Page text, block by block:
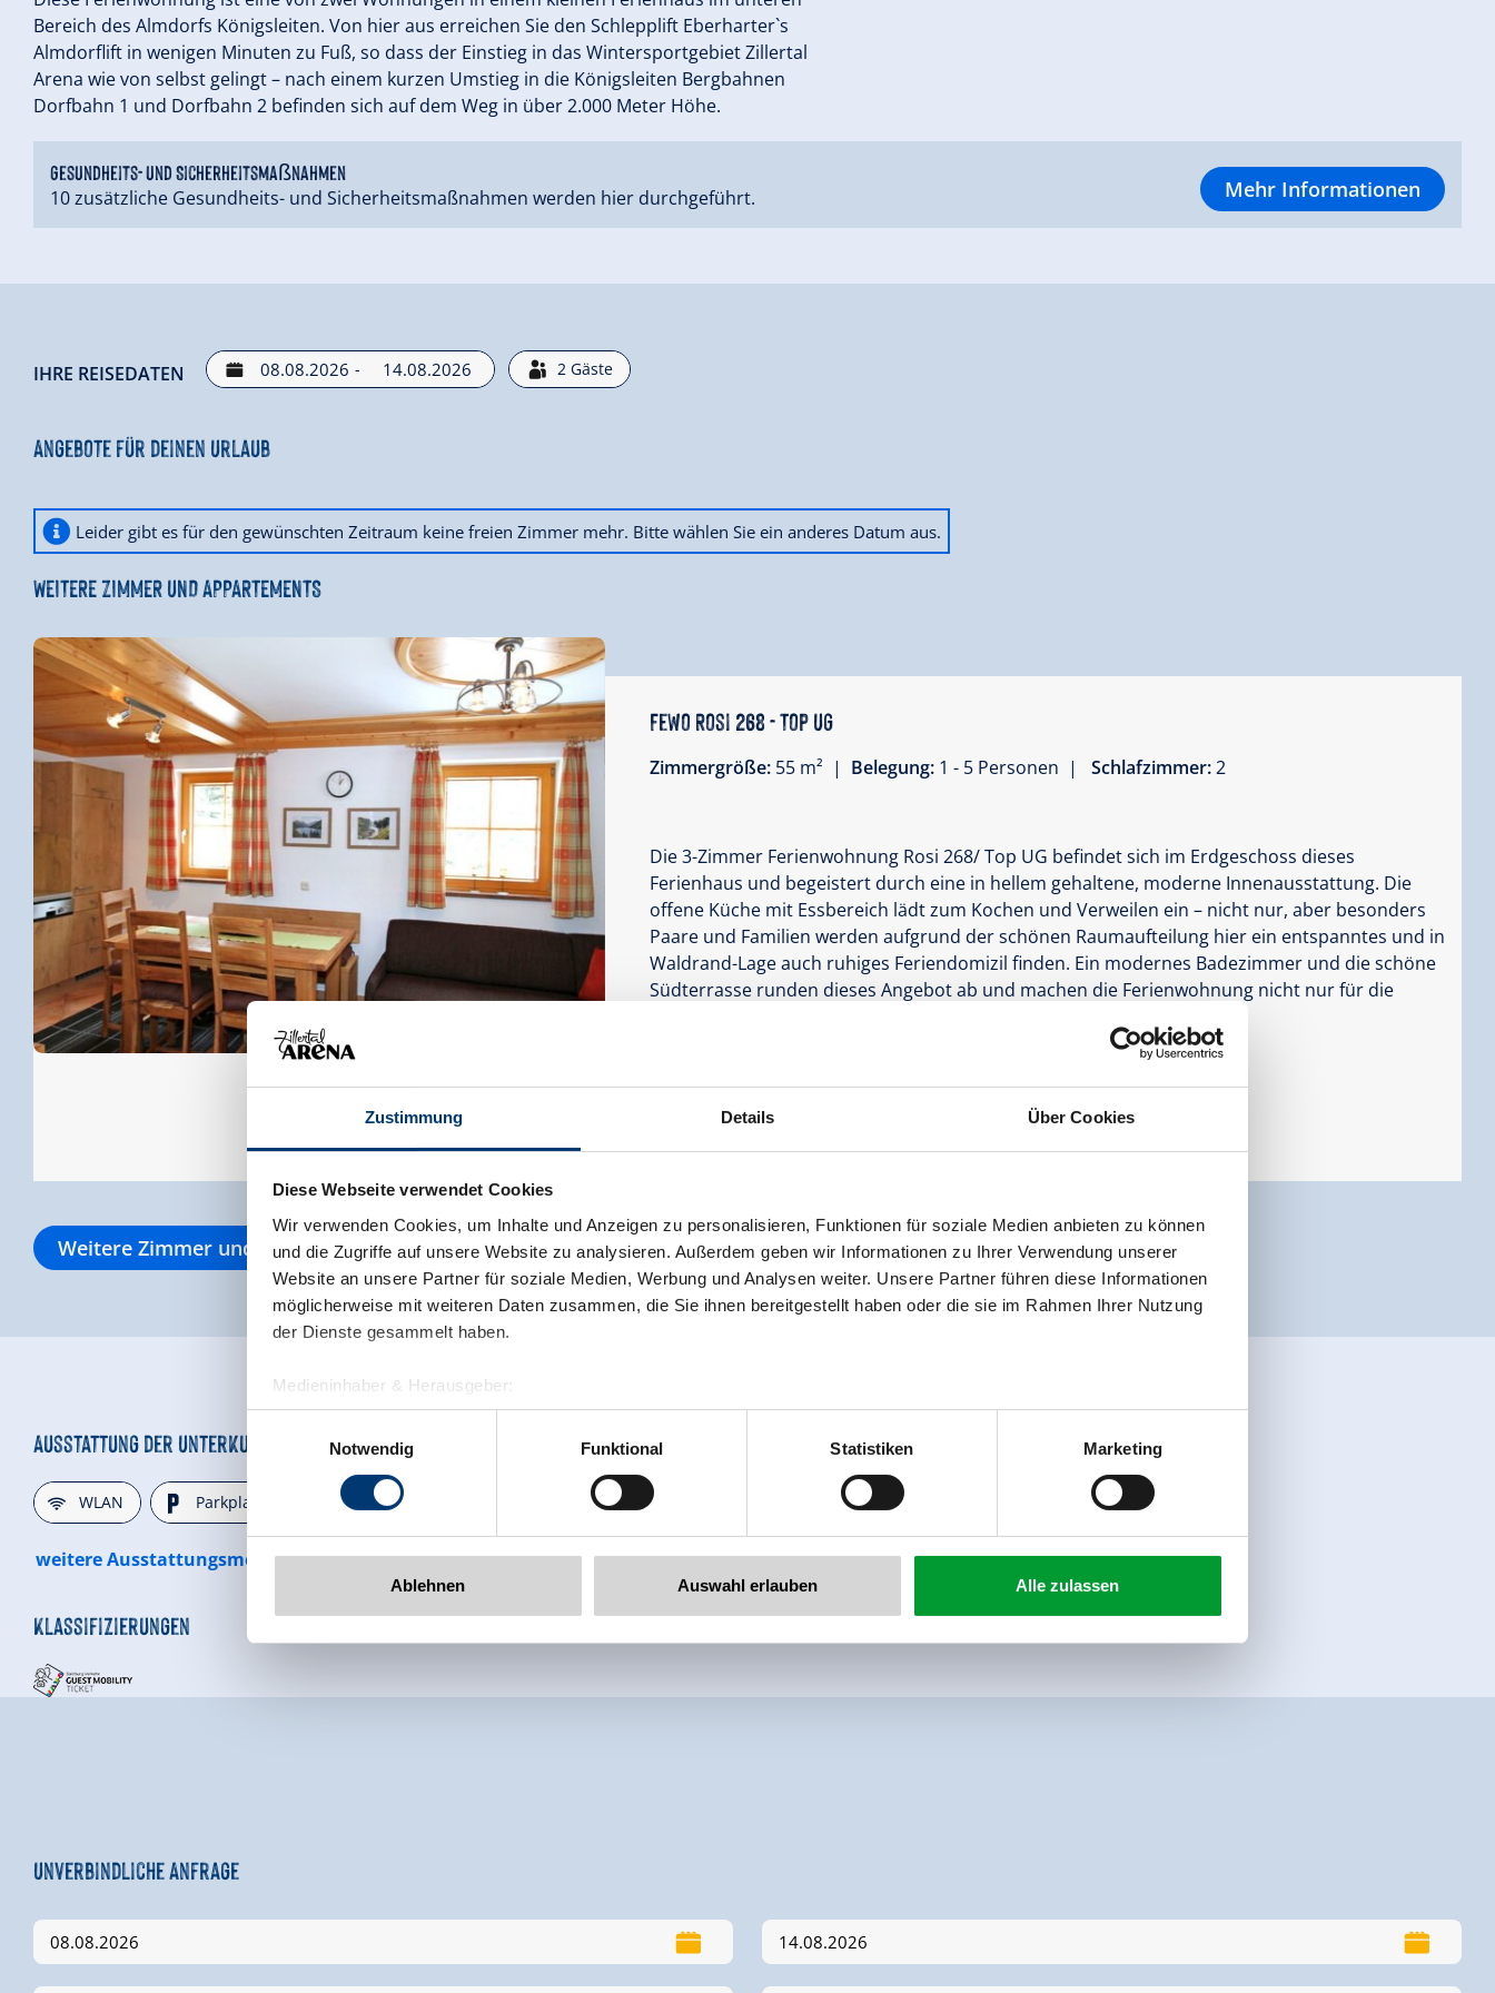
Zustimmung Details Über Cookies
Diese Webseite verwendet Cookies
Wir verwenden Cookies, um Inhalte und Anzeigen zu personalisieren, Funktionen für soziale Medien anbieten zu können
und die Zugriffe auf unsere Website zu analysieren. Außerdem geben wir Informationen zu Ihrer Verwendung unserer
Website an unsere Partner für soziale Medien, Werbung und Analysen weiter. Unsere Partner führen diese Informationen
möglicherweise mit weiteren Daten zusammen, die Sie ihnen bereitgestellt haben oder die sie im Rahmen Ihrer Nutzung
der Dienste gesammelt haben.
Medieninhaber & Herausgeber:
Zeller Bergbahnen Zillertal GmbH & Co KG
Rohr 23// A-6280 Zell am Ziller
www.zillertalarena.com
Notwendig
Funktional Statistiken Marketing
Ablehnen Auswahl erlauben Alle zulassen
Bereich des Almdorfs Königsleiten. Von hier aus erreichen Sie den Schlepplift Eberharter`s
Almdorflift in wenigen Minuten zu Fuß, so dass der Einstieg in das Wintersportgebiet Zillertal
Arena wie von selbst gelingt – nach einem kurzen Umstieg in die Königsleiten Bergbahnen
Dorfbahn 1 und Dorfbahn 2 befinden sich auf dem Weg in über 2.000 Meter Höhe.
Gesundheits- und Sicherheitsmaßnahmen
10 zusätzliche Gesundheits- und Sicherheitsmaßnahmen werden hier durchgeführt. Mehr Informationen
IHRE REISEDATEN - 2 Gäste
Angebote für deinen Urlaub
Leider gibt es für den gewünschten Zeitraum keine freien Zimmer mehr. Bitte wählen Sie ein anderes Datum aus.
WEITERE ZIMMER UND APPARTEMENTS
Fewo Rosi 268 - Top UG
Zimmergröße: 55 m² | Belegung: 1 - 5 Personen | Schlafzimmer:2
Die 3-Zimmer Ferienwohnung Rosi 268/ Top UG befindet sich im Erdgeschoss dieses
Ferienhaus und begeistert durch eine in hellem gehaltene, moderne Innenausstattung. Die
offene Küche mit Essbereich lädt zum Kochen und Verweilen ein – nicht nur, aber besonders
Paare und Familien werden aufgrund der schönen Raumaufteilung hier ein entspanntes und in
Waldrand-Lage auch ruhiges Feriendomizil finden. Ein modernes Badezimmer und die schöne
Südterrasse runden dieses Angebot ab und machen die Ferienwohnung nicht nur für die
Weitere Zimmer und Appartements
Ausstattung der Unterkunft
🜉WLAN 🐈Parkplatz
weitere Ausstattungsmerkmale
Klassifizierungen
Unverbindliche Anfrage